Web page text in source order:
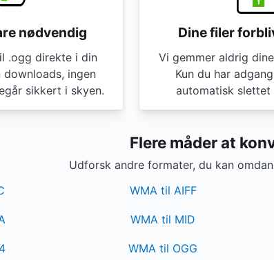
nødvendig
.ogg direkte i din
ingen
sikkert i skyen.
Dine filer
Vi gemmer aldrig
Kun du har
automatisk slettet
Flere måder at
Udforsk andre formater, du kan
WMA til AIFF
WMA til MID
WMA til OGG